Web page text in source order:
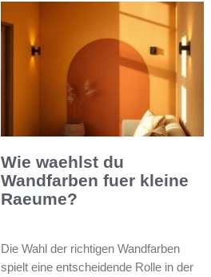
Wie waehlst du
Wandfarben fuer kleine
Raeume?
Die Wahl der richtigen Wandfarben
spielt eine entscheidende Rolle in der